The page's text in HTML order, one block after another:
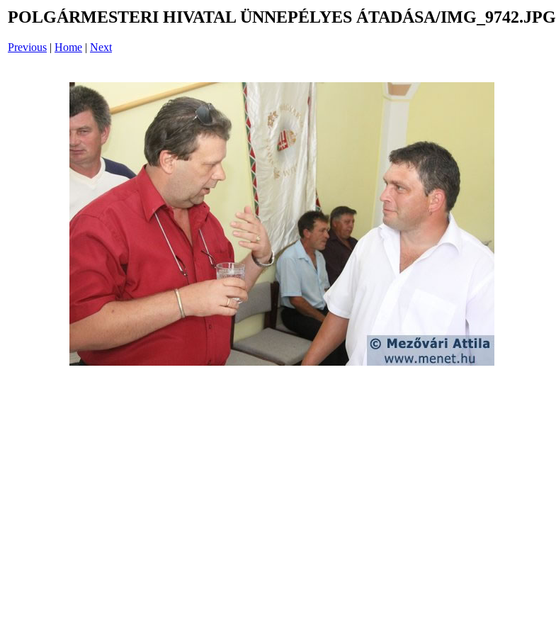
POLGÁRMESTERI HIVATAL ÜNNEPÉLYES ÁTADÁSA/IMG_9742.JPG
Previous | Home | Next